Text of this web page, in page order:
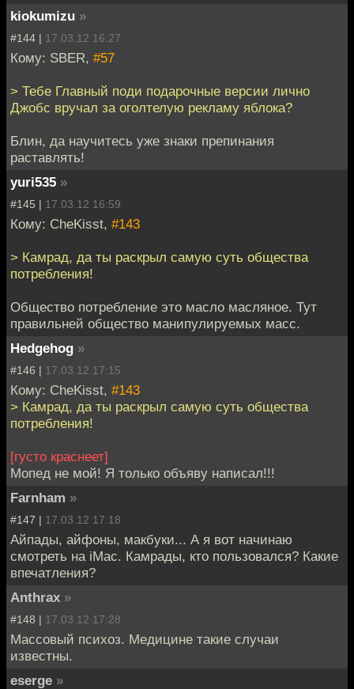
kiokumizu »
#144 | 17.03.12 16:27
Кому: SBER, #57
> Тебе Главный поди подарочные версии лично
Джобс вручал за оголтелую рекламу яблока?
Блин, да научитесь уже знаки препинания
раставлять!
yuri535 »
#145 | 17.03.12 16:59
Кому: CheKisst, #143
> Камрад, да ты раскрыл самую суть общества
потребления!
Общество потребление это масло масляное. Тут
правильней общество манипулируемых масс.
Hedgehog »
#146 | 17.03.12 17:15
Кому: CheKisst, #143
> Камрад, да ты раскрыл самую суть общества
потребления!
[густо краснеет]
Мопед не мой! Я только объяву написал!!!
Farnham »
#147 | 17.03.12 17:18
Айпады, айфоны, макбуки... А я вот начинаю
смотреть на iMac. Камрады, кто пользовался? Какие
впечатления?
Anthrax »
#148 | 17.03.12 17:28
Массовый психоз. Медицине такие случаи
известны.
eserge »